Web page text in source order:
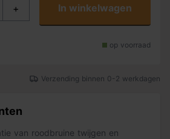
+ In winkelwagen
op voorraad
Verzending binnen 0-2 werkdagen
van roodbruine twijgen en